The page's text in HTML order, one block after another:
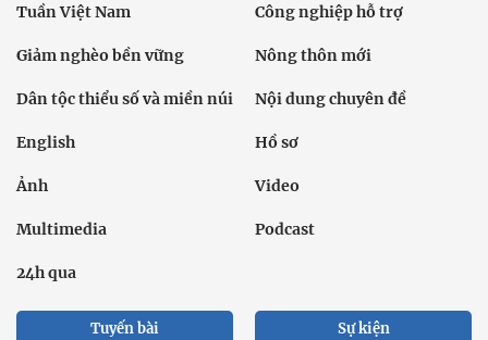
Tuần Việt Nam Công nghiệp hỗ trợ
Giảm nghèo bền vững Nông thôn mới
Dân tộc thiểu số và miền núi Nội dung chuyên đề
English Hồ sơ
Ảnh Video
Multimedia Podcast
24h qua
Tuyến bài Sự kiện